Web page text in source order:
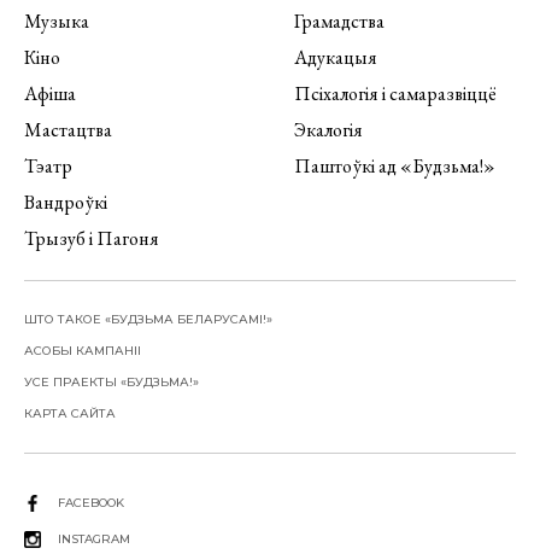
Музыка
Кіно
Афіша
Мастацтва
Тэатр
Вандроўкі
Трызуб і Пагоня
Грамадства
Адукацыя
Псіхалогія і самаразвіццё
Экалогія
Паштоўкі ад «Будзьма!»
ШТО ТАКОЕ «БУДЗЬМА БЕЛАРУСАМІ!»
АСОБЫ КАМПАНІІ
УСЕ ПРАЕКТЫ «БУДЗЬМА!»
КАРТА САЙТА
FACEBOOK
INSTAGRAM